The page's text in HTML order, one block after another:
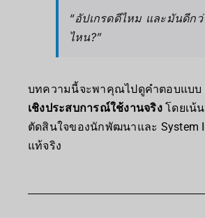
“อัปเกรดดีไหม และมันดีก
ไหน?”
บทความนี้จะพาคุณไปดูคำตอบแบบ
เชิงประสบการณ์ใช้งานจริงโดยเน้
ตัดสินใจของนักพัฒนาและ System
แท้จริง